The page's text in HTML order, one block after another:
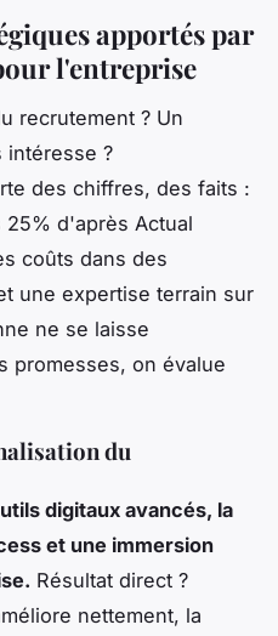
apportés par
l'entreprise
recrutement ? Un
intéresse ?
des chiffres, des faits :
d'après Actual
coûts dans des
une expertise terrain sur
ne se laisse
promesses, on évalue
du
digitaux avancés, la
et une immersion
Résultat direct ?
nettement, la